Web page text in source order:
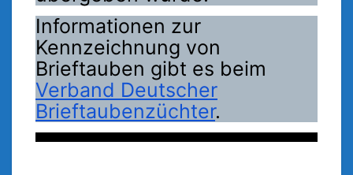
Informationen zur
Kennzeichnung von
Brieftauben gibt es beim
Verband Deutscher
Brieftaubenzüchter.